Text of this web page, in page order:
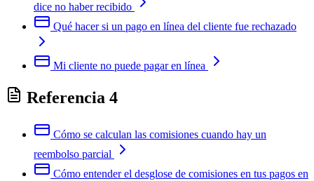
dice no haber recibido
Qué hacer si un pago en línea del cliente fue rechazado
Mi cliente no puede pagar en línea
Referencia 4
Cómo se calculan las comisiones cuando hay un
reembolso parcial
Cómo entender el desglose de comisiones en tus pagos en